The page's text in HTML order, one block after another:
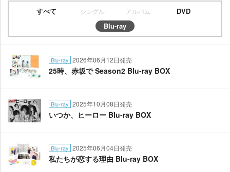
すべて シングル アルバム
DVD
Blu-ray
Blu-ray 2026年06月12日発売
25時、赤坂で Season2 Blu-ray BOX
Blu-ray 2025年10月08日発売
いつか、ヒーロー Blu-ray BOX
Blu-ray 2025年06月04日発売
私たちが恋する理由 Blu-ray BOX